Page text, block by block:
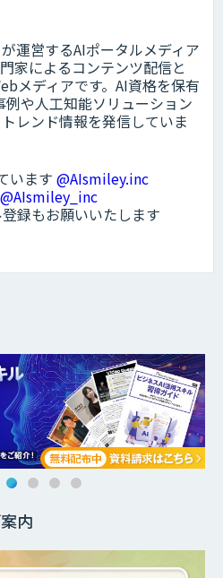
運営するAIポータルメディア
家によるコンテンツ配信と
メディアです。AI資格を保有
例や人工知能ソリューション
レンド情報を発信していま
います @AIsmiley.inc
@AIsmiley_inc
録もお願いいたします
内